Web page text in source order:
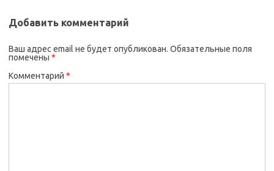
Добавить комментарий
Ваш адрес email не будет опубликован. Обязательные поля
помечены *
Комментарий *